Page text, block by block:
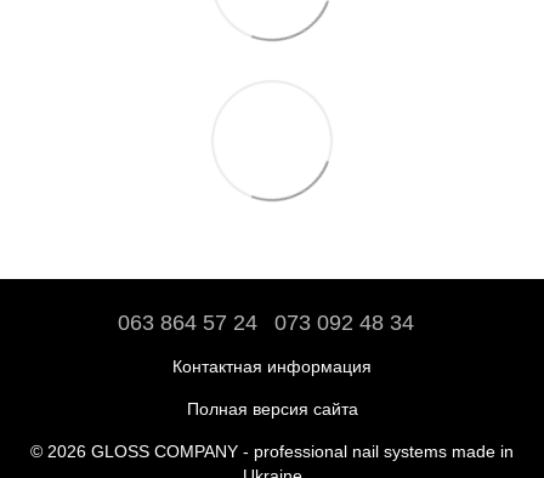
063 864 57 24 073 092 48 34
Контактная информация
Полная версия сайта
© 2026 GLOSS COMPANY - professional nail systems made in